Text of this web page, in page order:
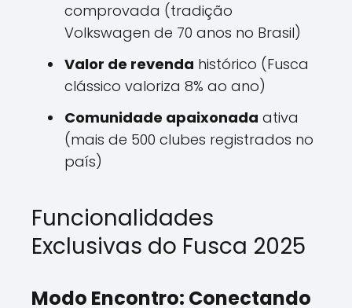
comprovada (tradição
Volkswagen de 70 anos no Brasil)
Valor de revenda histórico (Fusca
clássico valoriza 8% ao ano)
Comunidade apaixonada ativa
(mais de 500 clubes registrados no
país)
Funcionalidades
Exclusivas do Fusca 2025
Modo Encontro: Conectando